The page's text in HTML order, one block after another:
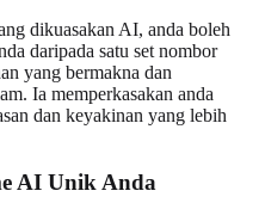
dikuasakan AI, anda boleh
daripada satu set nombor
yang bermakna dan
Ia memperkasakan anda
dan keyakinan yang lebih
AI Unik Anda